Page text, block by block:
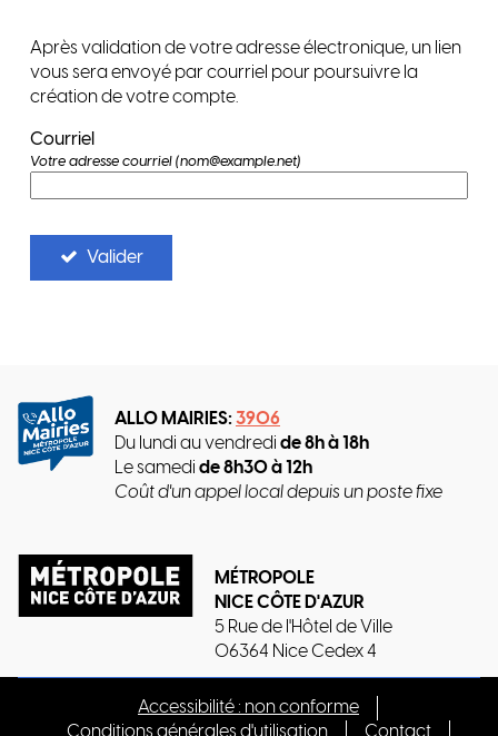
Après validation de votre adresse électronique, un lien
vous sera envoyé par courriel pour poursuivre la
création de votre compte.
Courriel
Votre adresse courriel (nom@example.net)
Valider
ALLO MAIRIES: 3906
Du lundi au vendredi de 8h à 18h
Le samedi de 8h30 à 12h
Coût d'un appel local depuis un poste fixe
MÉTROPOLE
NICE CÔTE D'AZUR
5 Rue de l'Hôtel de Ville
06364 Nice Cedex 4
Accessibilité : non conforme
Conditions générales d'utilisation
Contact